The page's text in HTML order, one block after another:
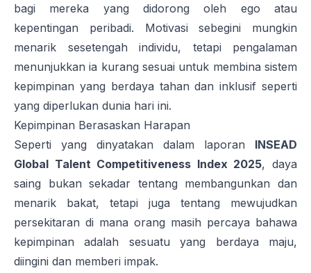
bagi mereka yang didorong oleh ego atau
kepentingan peribadi. Motivasi sebegini mungkin
menarik sesetengah individu, tetapi pengalaman
menunjukkan ia kurang sesuai untuk membina sistem
kepimpinan yang berdaya tahan dan inklusif seperti
yang diperlukan dunia hari ini.
Kepimpinan Berasaskan Harapan
Seperti yang dinyatakan dalam laporan INSEAD
Global Talent Competitiveness Index 2025, daya
saing bukan sekadar tentang membangunkan dan
menarik bakat, tetapi juga tentang mewujudkan
persekitaran di mana orang masih percaya bahawa
kepimpinan adalah sesuatu yang berdaya maju,
diingini dan memberi impak.